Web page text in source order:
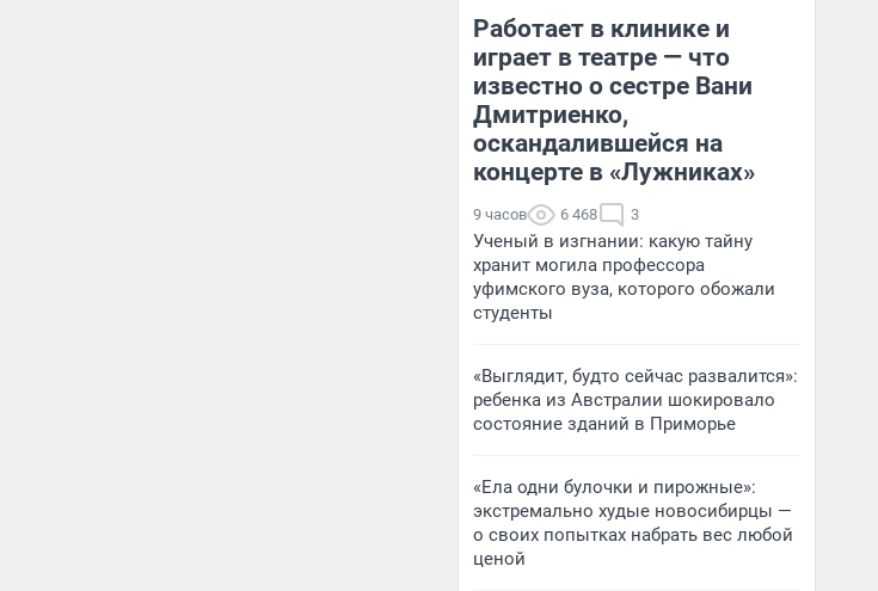
области
Работает в клинике и
играет в театре — что
известно о сестре Вани
Дмитриенко,
оскандалившейся на
концерте в «Лужниках»
9 часов 6 468 3
Ученый в изгнании: какую тайну
хранит могила профессора
уфимского вуза, которого обожали
студенты
«Выглядит, будто сейчас развалится»:
ребенка из Австралии шокировало
состояние зданий в Приморье
«Ела одни булочки и пирожные»:
экстремально худые новосибирцы —
о своих попытках набрать вес любой
ценой